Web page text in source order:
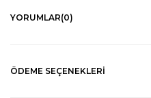
YORUMLAR(0)
ÖDEME SEÇENEKLERI